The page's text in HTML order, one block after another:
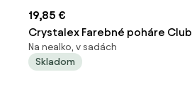
19,85 €
Crystalex Farebné poháre Club
Rainbow 350 ml 6 ks
Na nealko, v sadách
Skladom